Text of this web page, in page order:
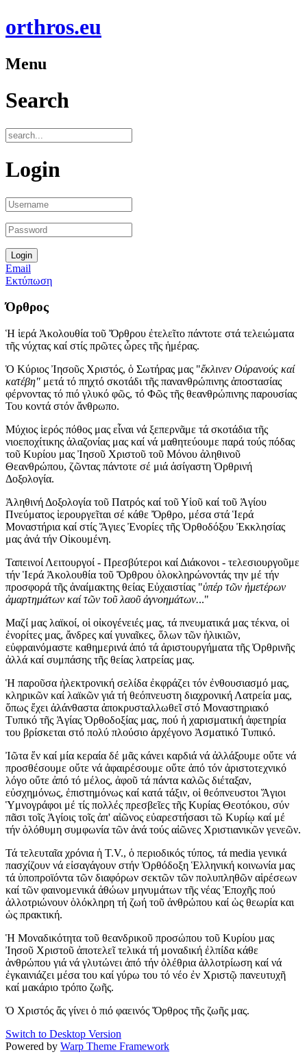
orthros.eu
Menu
Search
Login
Email
Εκτύπωση
Όρθρος
Ἡ ἱερά Ἀκολουθία τοῦ Ὄρθρου ἐτελεῖτο πάντοτε στά τελειώματα
τῆς νύχτας καί στίς πρῶτες ὧρες τῆς ἡμέρας.
Ὁ Κύριος Ἰησοῦς Χριστός, ὁ Σωτήρας μας "ἔκλινεν Οὐρανούς καί
κατέβη" μετά τό πηχτό σκοτάδι τῆς πανανθρώπινης ἀποστασίας
φέρνοντας τό πιό γλυκό φῶς, τό Φῶς τῆς θεανθρώπινης παρουσίας
Του κοντά στόν ἄνθρωπο.
Μύχιος ἱερός πόθος μας εἶναι νά ξεπερνᾶμε τά σκοτάδια τῆς
νιοεποχίτικης ἀλαζονίας μας καί νά μαθητεύουμε παρά τούς πόδας
τοῦ Κυρίου μας Ἰησοῦ Χριστοῦ τοῦ Μόνου ἀληθινοῦ
Θεανθρώπου, ζῶντας πάντοτε σέ μιά ἀσίγαστη Ὀρθρινή
Δοξολογία.
Ἀληθινή Δοξολογία τοῦ Πατρός καί τοῦ Υἱοῦ καί τοῦ Ἁγίου
Πνεύματος ἱερουργεῖται σέ κάθε Ὄρθρο, μέσα στά Ἱερά
Μοναστήρια καί στίς Ἅγιες Ἐνορίες τῆς Ὀρθοδόξου Ἐκκλησίας
μας ἀνά τήν Οἰκουμένη.
Ταπεινοί Λειτουργοί - Πρεσβύτεροι καί Διάκονοι - τελεσιουργοῦμε
τήν Ἱερά Ἀκολουθία τοῦ Ὄρθρου ὁλοκληρώνοντάς την μέ τήν
προσφορά τῆς ἀναίμακτης θείας Εὐχαιστίας "ὑπέρ τῶν ἡμετέρων
ἁμαρτημάτων καίτῶν τοῦ λαοῦ ἀγνοημάτων..."
Μαζί μας λαϊκοί, οἱ οἰκογένειές μας, τά πνευματικά μας τέκνα, οἱ
ἐνορίτες μας, ἄνδρες καί γυναῖκες, ὅλων τῶν ἡλικιῶν,
εὐφραινόμαστε καθημερινά ἀπό τά ἀριστουργήματα τῆς Ὀρθρινῆς
ἀλλά καί συμπάσης τῆς θείας λατρείας μας.
Ἡ παροῦσα ἠλεκτρονική σελίδα ἐκφράζει τόν ἐνθουσιασμό μας,
κληρικῶν καί λαϊκῶν γιά τή θεόπνευστη διαχρονική Λατρεία μας,
ὅπως ἔχει ἀλάνθαστα ἀποκρυσταλλωθεῖ στό Μοναστηριακό
Τυπικό τῆς Ἁγίας Ὀρθοδοξίας μας, πού ἡ χαρισματική ἀφετηρία
του βρίσκεται στό πολύ πλούσιο ἀρχέγονο Ἀσματικό Τυπικό.
Ἰῶτα ἕν καί μία κεραία δέ μᾶς κάνει καρδιά νά ἀλλάξουμε οὔτε νά
προσθέσουμε οὔτε νά ἀφαιρέσουμε οὔτε ἀπό τόν ἀριστοτεχνικό
λόγο οὔτε ἀπό τό μέλος, ἀφοῦ τά πάντα καλῶς διέταξαν,
εὐσχημόνως, ἐπιστημόνως καί κατά τάξιν, οἱ θεόπνευστοι Ἅγιοι
Ὑμνογράφοι μέ τίς πολλές πρεσβεῖες τῆς Κυρίας Θεοτόκου, σύν
πᾶσι τοῖς Ἁγίοις τοῖς ἀπ' αἰῶνος εὐαρεστήσασι τῶ Κυρίῳ καί μέ
τήν ὁλόθυμη συμφωνία τῶν ἀνά τούς αἰῶνες Χριστιανικῶν γενεῶν.
Τά τελευταῖα χρόνια ἡ T.V., ὁ περιοδικός τύπος, τά media γενικά
πασχίζουν νά εἰσαγάγουν στήν Ὀρθόδοξη Ἑλληνική κοινωνία μας
τά ὑποπροϊόντα τῶν διαφόρων σεκτῶν τῶν πολυπληθῶν αἱρέσεων
καί τῶν φαινομενικά ἀθώων μηνυμάτων τῆς νέας Ἐποχῆς πού
ἀλλοτριώνουν ὁλόκληρη τή ζωή τοῦ ἀνθρώπου καί ὡς θεωρία και
ὡς πρακτική.
Ἡ Μοναδικότητα τοῦ θεανδρικοῦ προσώπου τοῦ Κυρίου μας
Ἰησοῦ Χριστοῦ ἀποτελεῖ τελικά τή μοναδική ἐλπίδα κάθε
ἀνθρώπου γιά νά γλυτώνει ἀπό τήν ὀλέθρια ἀλλοτρίωση καί νά
ἐγκαινιάζει μέσα του καί γύρω του τό νέο ἐν Χριστῷ πανευτυχῆ
καί μακάριο τρόπο ζωῆς.
Ὁ Χριστός ἄς γίνει ὁ πιό φαεινός Ὄρθρος τῆς ζωῆς μας.
Switch to Desktop Version
Powered by Warp Theme Framework